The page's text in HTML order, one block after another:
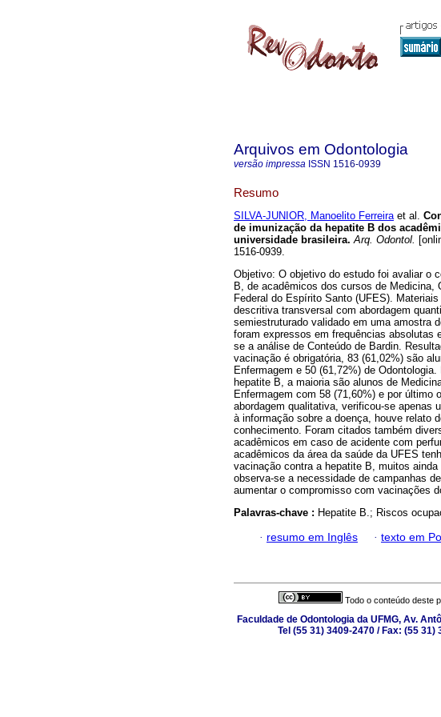
Arquivos em Odontologia
versão impressa ISSN 1516-0939
Resumo
SILVA-JUNIOR, Manoelito Ferreiraet al.
de imunização da hepatite B dos
universidade brasileira. Arq. Odontol.
1516-0939.
Objetivo: O objetivo do estudo foi avaliar o
B, de acadêmicos dos cursos de Medicina,
Federal do Espírito Santo (UFES).
descritiva transversal com abordagem
semiestruturado validado em uma amostra
foram expressos em frequências absolutas
se a análise de Conteúdo de Bardin.
vacinação é obrigatória, 83 (61,02%) são
Enfermagem e 50 (61,72%) de
hepatite B, a maioria são alunos de
Enfermagem com 58 (71,60%) e por último
abordagem qualitativa, verificou-se apenas
à informação sobre a doença, houve relato
conhecimento. Foram citados também
acadêmicos em caso de acidente com
acadêmicos da área da saúde da UFES
vacinação contra a hepatite B, muitos
observa-se a necessidade de campanhas
aumentar o compromisso com vacinações
Palavras-chave : Hepatite B.; Riscos
· resumo em Inglês · texto em
Todo o conteúdo deste
Faculdade de Odontologia da UFMG, Av.
Tel (55 31) 3409-2470 / Fax: (55 31)